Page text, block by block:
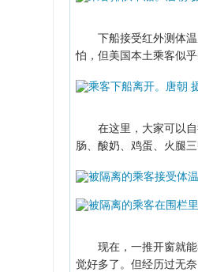
下船接受红外测体温
怕，但美国本土乘客似
在这里，大家可以自
肠、酸奶、鸡蛋、火腿
现在，一推开窗就能
觉好多了。但经历过无